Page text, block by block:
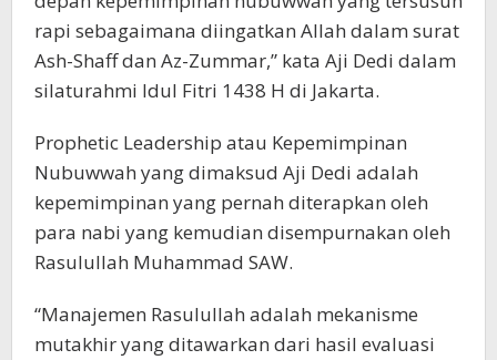
rapi sebagaimana diingatkan Allah dalam surat
Ash-Shaff dan Az-Zummar,” kata Aji Dedi dalam
silaturahmi Idul Fitri 1438 H di Jakarta.
Prophetic Leadership atau Kepemimpinan
Nubuwwah yang dimaksud Aji Dedi adalah
kepemimpinan yang pernah diterapkan oleh
para nabi yang kemudian disempurnakan oleh
Rasulullah Muhammad SAW.
“Manajemen Rasulullah adalah mekanisme
mutakhir yang ditawarkan dari hasil evaluasi